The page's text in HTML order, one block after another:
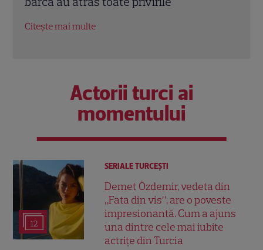
Citește mai multe
Actorii turci ai
momentului
12
SERIALE TURCEŞTI
Demet Özdemir, vedeta din
„Fata din vis”, are o poveste
impresionantă. Cum a ajuns
una dintre cele mai iubite
actrițe din Turcia